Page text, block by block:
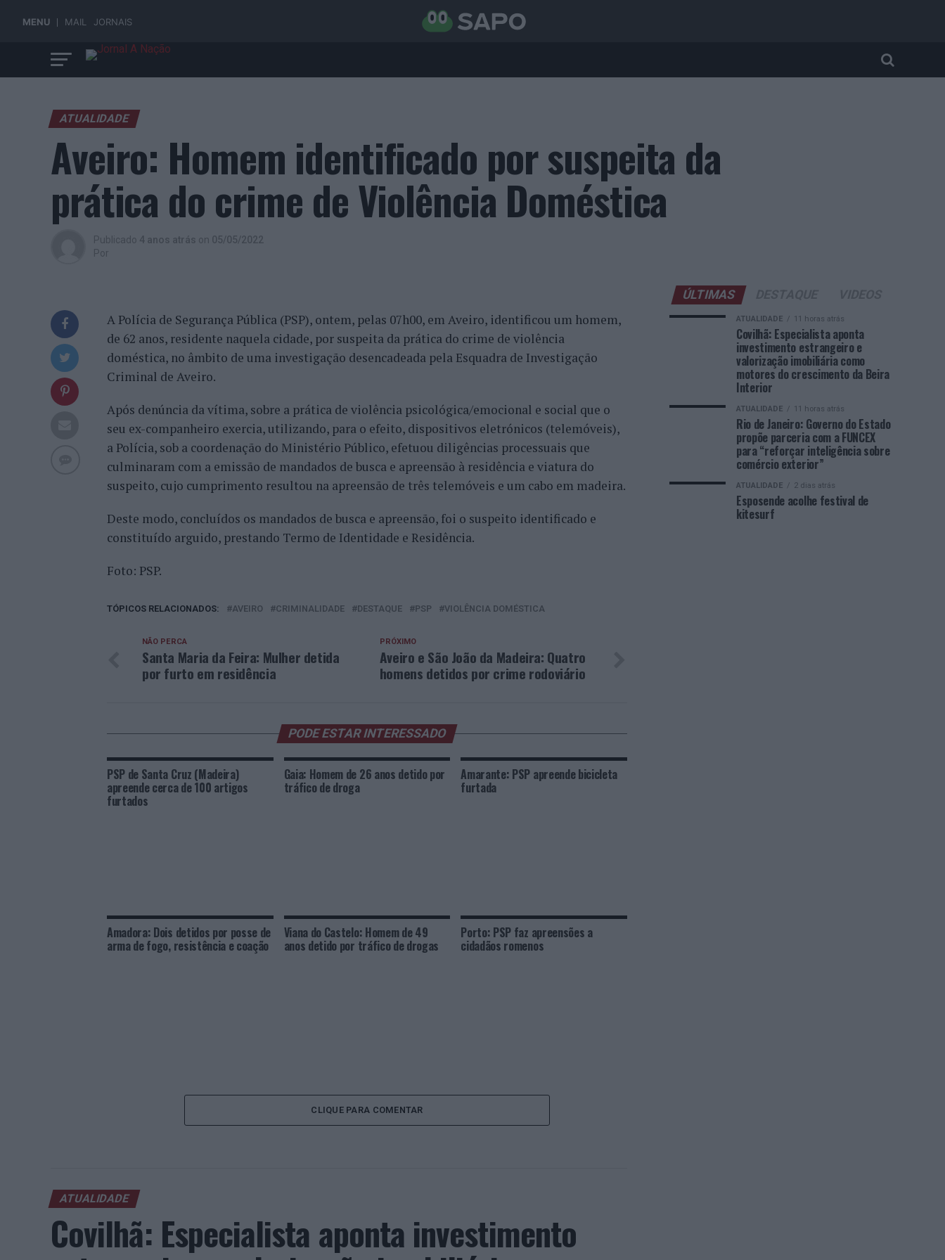
MENU MAIL JORNAIS
ATUALIDADE
Aveiro: Homem identificado por suspeita da
prática do crime de Violência Doméstica
Publicado 4 anos atrás on 05/05/2022
Por
A Polícia de Segurança Pública (PSP), ontem, pelas 07h00, em Aveiro, identificou um homem,
de 62 anos, residente naquela cidade, por suspeita da prática do crime de violência
doméstica, no âmbito de uma investigação desencadeada pela Esquadra de Investigação
Criminal de Aveiro.
Após denúncia da vítima, sobre a prática de violência psicológica/emocional e social que o
seu ex-companheiro exercia, utilizando, para o efeito, dispositivos eletrónicos (telemóveis),
a Polícia, sob a coordenação do Ministério Público, efetuou diligências processuais que
culminaram com a emissão de mandados de busca e apreensão à residência e viatura do
suspeito, cujo cumprimento resultou na apreensão de três telemóveis e um cabo em madeira.
Deste modo, concluídos os mandados de busca e apreensão, foi o suspeito identificado e
constituído arguido, prestando Termo de Identidade e Residência.
Foto: PSP.
TÓPICOS RELACIONADOS: AVEIRO CRIMINALIDADE DESTAQUE PSP VIOLÊNCIA DOMÉSTICA
PRÓXIMO
Aveiro e São João da Madeira: Quatro
homens detidos por crime rodoviário
NÃO PERCA
Santa Maria da Feira: Mulher detida
por furto em residência
PODE ESTAR INTERESSADO
PSP de Santa Cruz (Madeira)
apreende cerca de 100 artigos
furtados
Gaia: Homem de 26 anos detido por
tráfico de droga
Amarante: PSP apreende bicicleta
furtada
Amadora: Dois detidos por posse de
arma de fogo, resistência e coação
Viana do Castelo: Homem de 49
anos detido por tráfico de drogas
Porto: PSP faz apreensões a
cidadãos romenos
CLIQUE PARA COMENTAR
ATUALIDADE
Covilhã: Especialista aponta investimento
ÚLTIMAS
ATUALIDADE 11 horas atrás
Covilhã: Especialista aponta
investimento estrangeiro e
valorização imobiliária como
motores do crescimento da Beira
Interior
ATUALIDADE 11 horas atrás
Rio de Janeiro: Governo do Estado
propõe parceria com a FUNCEX
para “reforçar inteligência sobre
comércio exterior”
ATUALIDADE 2 dias atrás
Esposende acolhe festival de
kitesurf